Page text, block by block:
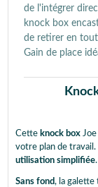
de l'intégrer
knock box
de retirer en
Gain de place
Cette knock box
votre plan de
utilisation simplifiée.
Sans fond, la galette